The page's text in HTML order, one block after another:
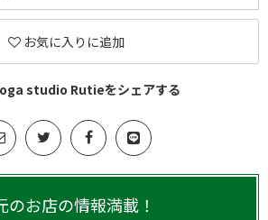
お気に入りに追加
studio Rutieをシェアする
のお店の情報満載！